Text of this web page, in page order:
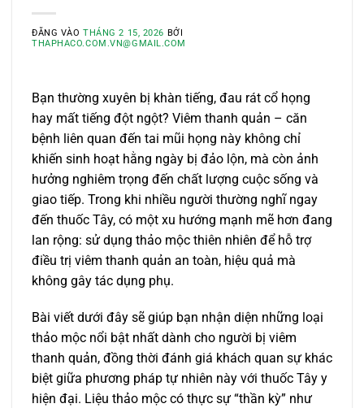
ĐĂNG VÀOTHÁNG 2 15, 2026 BỞI
THAPHACO.COM.VN@GMAIL.COM
Bạn thường xuyên bị khàn tiếng, đau rát cổ họng
hay mất tiếng đột ngột? Viêm thanh quản – căn
bệnh liên quan đến tai mũi họng này không chỉ
khiến sinh hoạt hằng ngày bị đảo lộn, mà còn ảnh
hưởng nghiêm trọng đến chất lượng cuộc sống và
giao tiếp. Trong khi nhiều người thường nghĩ ngay
đến thuốc Tây, có một xu hướng mạnh mẽ hơn đang
lan rộng: sử dụng thảo mộc thiên nhiên để hỗ trợ
điều trị viêm thanh quản an toàn, hiệu quả mà
không gây tác dụng phụ.
Bài viết dưới đây sẽ giúp bạn nhận diện những loại
thảo mộc nổi bật nhất dành cho người bị viêm
thanh quản, đồng thời đánh giá khách quan sự khác
biệt giữa phương pháp tự nhiên này với thuốc Tây y
hiện đại. Liệu thảo mộc có thực sự “thần kỳ” như